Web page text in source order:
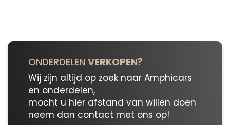
ONDERDELEN VERKOPEN?
Wij zijn altijd op zoek naar Amphicars
en onderdelen,
mocht u hier afstand van willen doen
neem dan contact met ons op!